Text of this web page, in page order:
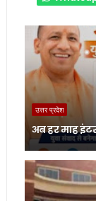
उत्तर प्रदेश
अब हर माह